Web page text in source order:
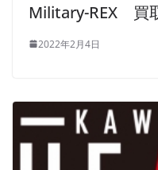
Military-REX 買
2022年2月4日